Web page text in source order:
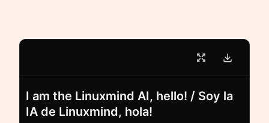
I am the Linuxmind AI, hello! / Soy la
IA de Linuxmind, hola!